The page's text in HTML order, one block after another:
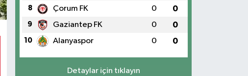
8 Çorum FK 0 0
9 Gaziantep FK 0 0
10 Alanyaspor 0 0
Detaylar için tıklayın